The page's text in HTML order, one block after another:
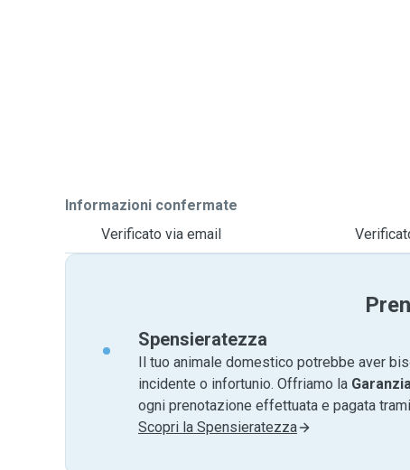
Informazioni confermate
Verificato via email
Spensieratezza
Il tuo animale domestico potrebbe aver
incidente o infortunio. Offriamo la
ogni prenotazione effettuata e pagata
Scopri la Spensieratezza